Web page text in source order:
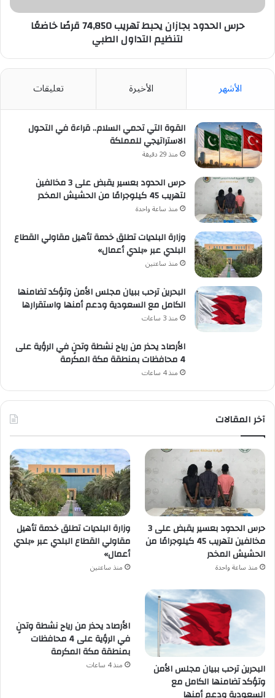
لتنظيم
التداول حرس الحدود بجازان يحبط تهريب 74,850 قرصًا خاضعًا
لتنظيم التداول الطبي
الأشهر الأخيرة تعليقات
القوة التي تحمي السلام.. قراءة في التحول
الاستراتيجي للمملكة
منذ 29 دقيقة
حرس الحدود بعسير يقبض على 3 مخالفين
لتهريب 45 كيلوجرامًا من الحشيش المخدر
منذ ساعة واحدة
وزارة البلديات تطلق خدمة تأهيل مقاولي القطاع
البلدي عبر «بلدي أعمال»
منذ ساعتين
البحرين ترحب ببيان مجلس الأمن وتؤكد تضامنها
الكامل مع السعودية ودعم أمنها واستقرارها
منذ 3 ساعات
الأرصاد يحذر من رياح نشطة وتدنٍ في الرؤية على
4 محافظات بمنطقة مكة المكرمة
منذ 4 ساعات
آخر المقالات
حرس الحدود بعسير يقبض على 3
مخالفين لتهريب 45 كيلوجرامًا من
الحشيش المخدر
منذ ساعة واحدة
وزارة البلديات تطلق خدمة تأهيل
مقاولي القطاع البلدي عبر «بلدي
أعمال»
منذ ساعتين
البحرين ترحب ببيان مجلس الأمن
وتؤكد تضامنها الكامل مع
الأرصاد يحذر من رياح نشطة وتدنٍ
في الرؤية على 4 محافظات
بمنطقة مكة المكرمة
منذ 4 ساعات